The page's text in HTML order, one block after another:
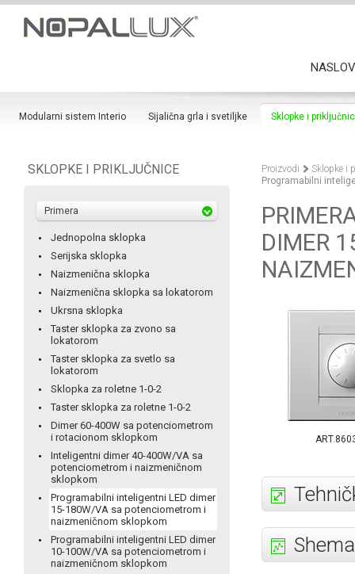
Modularni sistem Interio Sijalična grla i svetiljke Sklopke i
SKLOPKE I PRIKLJUČNICE
Primera
Jednopolna sklopka
Serijska sklopka
Naizmenična sklopka
Naizmenična sklopka sa lokatorom
Ukrsna sklopka
Taster sklopka za zvono sa
lokatorom
Taster sklopka za svetlo sa
lokatorom
Sklopka za roletne 1-0-2
Taster sklopka za roletne 1-0-2
Dimer 60-400W sa potenciometrom
i rotacionom sklopkom
Inteligentni dimer 40-400W/VA sa
potenciometrom i naizmeničnom
sklopkom
Programabilni inteligentni LED dimer
15-180W/VA sa potenciometrom i
naizmeničnom sklopkom
Programabilni inteligentni LED dimer
10-100W/VA sa potenciometrom i
naizmeničnom sklopkom
Proizvodi
Sklopke i
Programabilni
DIMER